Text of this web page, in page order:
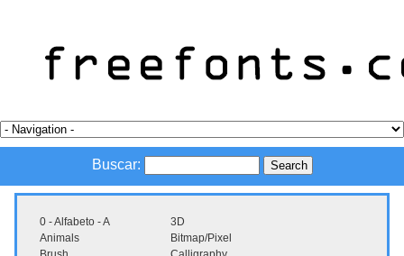
Buscar:
0 - Alfabeto - A
3D
Animals
Bitmap/Pixel